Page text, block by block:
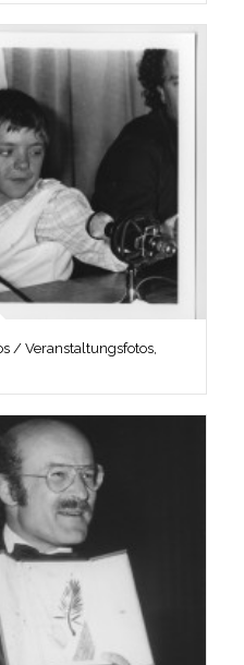
/ Veranstaltungsfotos,